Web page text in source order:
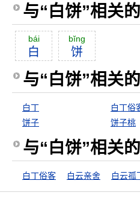
与“白饼”相关
bái
白
bĭng
饼
与“白饼”相关
白丁 白丁俗
饼子
饼子桃
与“白饼”相关
白丁俗客 白云亲舍 白云孤